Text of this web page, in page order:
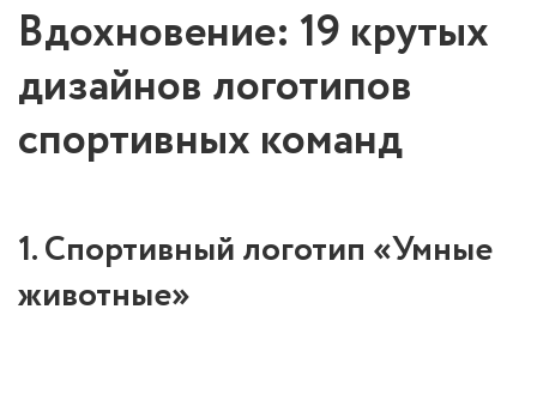
Вдохновение: 19 крутых
дизайнов логотипов
спортивных команд
1. Спортивный логотип «Умные
животные»